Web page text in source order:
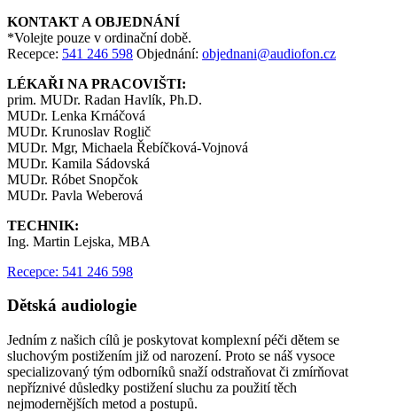
KONTAKT A OBJEDNÁNÍ
*Volejte pouze v ordinační době.
Recepce: 541 246 598 Objednání: objednani@audiofon.cz
LÉKAŘI NA PRACOVIŠTI:
prim. MUDr. Radan Havlík, Ph.D.
MUDr. Lenka Krnáčová
MUDr. Krunoslav Roglič
MUDr. Mgr, Michaela Řebíčková-Vojnová
MUDr. Kamila Sádovská
MUDr. Róbet Snopčok
MUDr. Pavla Weberová
TECHNIK:
Ing. Martin Lejska, MBA
Recepce: 541 246 598
Dětská audiologie
Jedním z našich cílů je poskytovat komplexní péči dětem se
sluchovým postižením již od narození. Proto se náš vysoce
specializovaný tým odborníků snaží odstraňovat či zmírňovat
nepříznivé důsledky postižení sluchu za použití těch
nejmodernějších metod a postupů.